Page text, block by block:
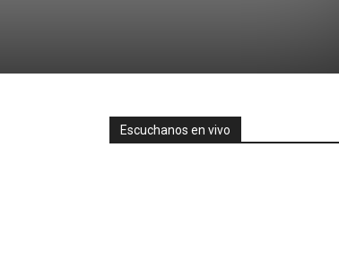
Escuchanos en vivo